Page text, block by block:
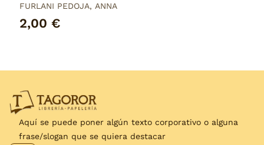
FURLANI PEDOJA, ANNA
2,00 €
Aquí se puede poner algún texto corporativo o alguna
frase/slogan que se quiera destacar